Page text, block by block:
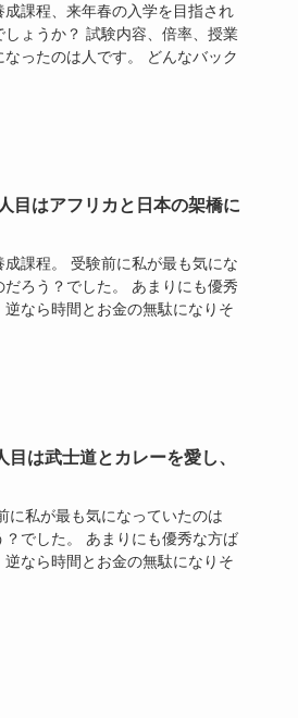
課程、来年春の入学を目指され
ょうか？ 試験内容、倍率、授業
ったのは人です。 どんなバック
目はアフリカと日本の架橋に
課程。 受験前に私が最も気にな
ろう？でした。 あまりにも優秀
なら時間とお金の無駄になりそ
は武士道とカレーを愛し、
に私が最も気になっていたのは
？でした。 あまりにも優秀な方ば
なら時間とお金の無駄になりそ